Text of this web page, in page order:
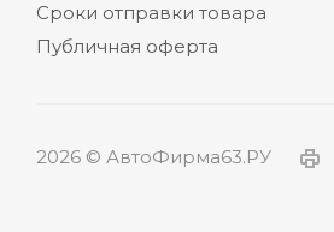
Сроки отправки товара
Публичная оферта
2026 © АвтоФирма63.РУ